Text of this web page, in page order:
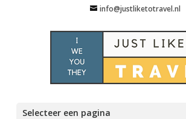
info@justliketotravel.nl
Selecteer een pagina